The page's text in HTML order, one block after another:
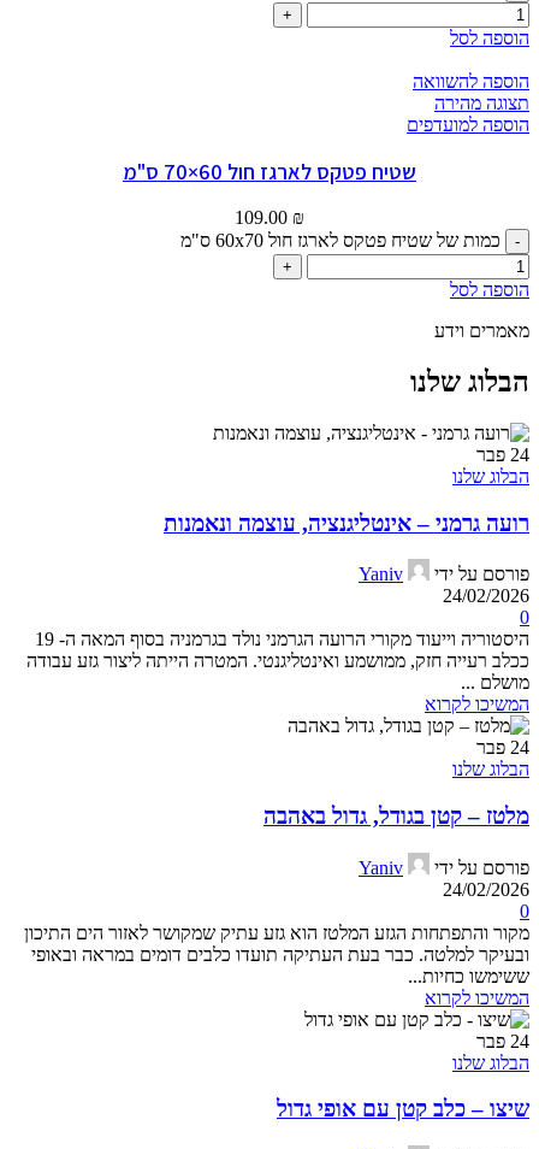
הוספה לסל
הוספה להשוואה
תצוגה מהירה
הוספה למועדפים
שטיח פטקס לארגז חול 60×70 ס"מ
109.00 ₪
כמות של שטיח פטקס לארגז חול 60x70 ס"מ
הוספה לסל
מאמרים וידע
הבלוג שלנו
24 פבר
הבלוג שלנו
רועה גרמני – אינטליגנציה, עוצמה ונאמנות
פורסם על ידי
Yaniv
24/02/2026
0
היסטוריה וייעוד מקורי הרועה הגרמני נולד בגרמניה בסוף המאה ה- 19
ככלב רעייה חזק, ממושמע ואינטליגנטי. המטרה הייתה ליצור גזע עבודה
מושלם ...
המשיכו לקרוא
24 פבר
הבלוג שלנו
מלטז – קטן בגודל, גדול באהבה
פורסם על ידי
Yaniv
24/02/2026
0
מקור והתפתחות הגזע המלטז הוא גזע עתיק שמקושר לאזור הים התיכון
ובעיקר למלטה. כבר בעת העתיקה תועדו כלבים דומים במראה ובאופי
ששימשו כחיות...
המשיכו לקרוא
24 פבר
הבלוג שלנו
שיצו – כלב קטן עם אופי גדול